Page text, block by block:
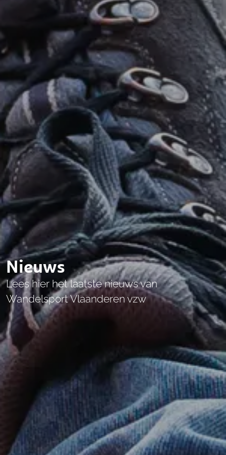
Nieuws
Lees hier het laatste nieuws van
Wandelsport Vlaanderen vzw